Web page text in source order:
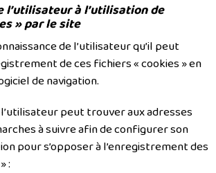
l’utilisateur à l’utilisation de
» par le site
de l’utilisateur qu’il peut
de ces fichiers « cookies » en
de navigation.
peut trouver aux adresses
à suivre afin de configurer son
pour s’opposer à l’enregistrement des
: